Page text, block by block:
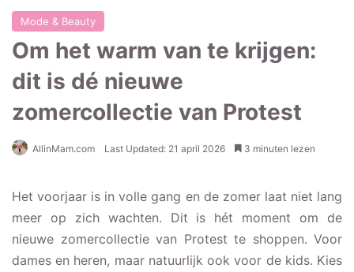
Mode & Beauty
Om het warm van te krijgen:
dit is dé nieuwe
zomercollectie van Protest
AllinMam.com Last Updated: 21 april 2026 3 minuten lezen
Het voorjaar is in volle gang en de zomer laat niet lang
meer op zich wachten. Dit is hét moment om de
nieuwe zomercollectie van Protest te shoppen. Voor
dames en heren, maar natuurlijk ook voor de kids. Kies